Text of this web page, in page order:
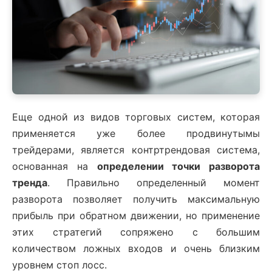
Еще одной из видов торговых систем, которая
применяется уже более продвинутымы
трейдерами, является контртрендовая система,
основанная на определении точки разворота
тренда. Правильно определенный момент
разворота позволяет получить максимальную
прибыль при обратном движении, но применение
этих стратегий сопряжено с большим
количеством ложных входов и очень близким
уровнем стоп лосс.